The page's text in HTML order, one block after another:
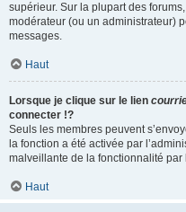
supérieur. Sur la plupart des
modérateur (ou un administrateur)
messages.
Haut
Lorsque je clique sur le lien
connecter !?
Seuls les membres peuvent
la fonction a été activée par
malveillante de la fonctionnalité par
Haut